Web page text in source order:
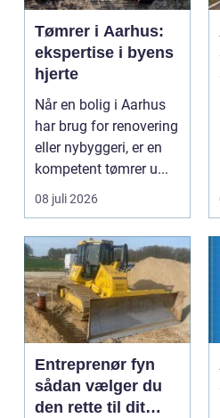
Tømrer i Aarhus:
ekspertise i byens
hjerte
Når en bolig i Aarhus
har brug for renovering
eller nybyggeri, er en
kompetent tømrer u...
08 juli 2026
Entreprenør fyn
sådan vælger du
den rette til dit